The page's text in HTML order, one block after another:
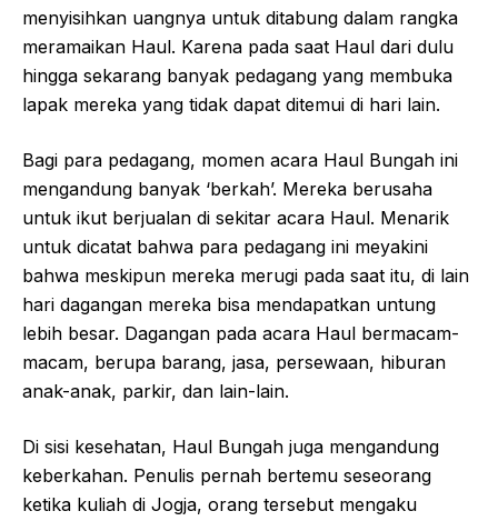
menyisihkan uangnya untuk ditabung dalam rangka
meramaikan Haul. Karena pada saat Haul dari dulu
hingga sekarang banyak pedagang yang membuka
lapak mereka yang tidak dapat ditemui di hari lain.
Bagi para pedagang, momen acara Haul Bungah ini
mengandung banyak ‘berkah’. Mereka berusaha
untuk ikut berjualan di sekitar acara Haul. Menarik
untuk dicatat bahwa para pedagang ini meyakini
bahwa meskipun mereka merugi pada saat itu, di lain
hari dagangan mereka bisa mendapatkan untung
lebih besar. Dagangan pada acara Haul bermacam-
macam, berupa barang, jasa, persewaan, hiburan
anak-anak, parkir, dan lain-lain.
Di sisi kesehatan, Haul Bungah juga mengandung
keberkahan. Penulis pernah bertemu seseorang
ketika kuliah di Jogja, orang tersebut mengaku